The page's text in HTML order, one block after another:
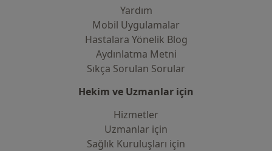
Yardım
Mobil Uygulamalar
Hastalara Yönelik Blog
Aydınlatma Metni
Sıkça Sorulan Sorular
Hekim ve Uzmanlar için
Hizmetler
Uzmanlar için
Sağlık Kuruluşları için